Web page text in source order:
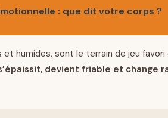
: que dit votre corps ?
humides, sont le terrain de jeu favori
devient friable et change